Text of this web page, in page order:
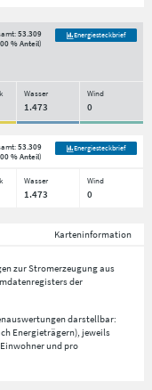
53.309
% Anteil)
Energiesteckbrief
Wasser Wind
1.473 0
53.309
% Anteil)
Energiesteckbrief
Wasser Wind
1.473 0
Karteninformation
zur Stromerzeugung aus
der
darstellbar:
Energieträgern), jeweils
und pro